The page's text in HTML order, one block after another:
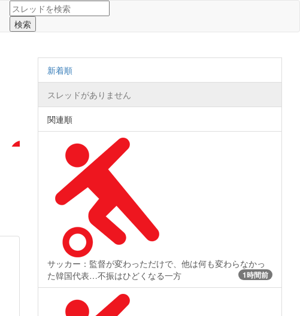
新着順
スレッドがありません
関連順
サッカー：監督が変わっただけで、他は何も変わらなかっ
た韓国代表…不振はひどくなる一方
1時間前